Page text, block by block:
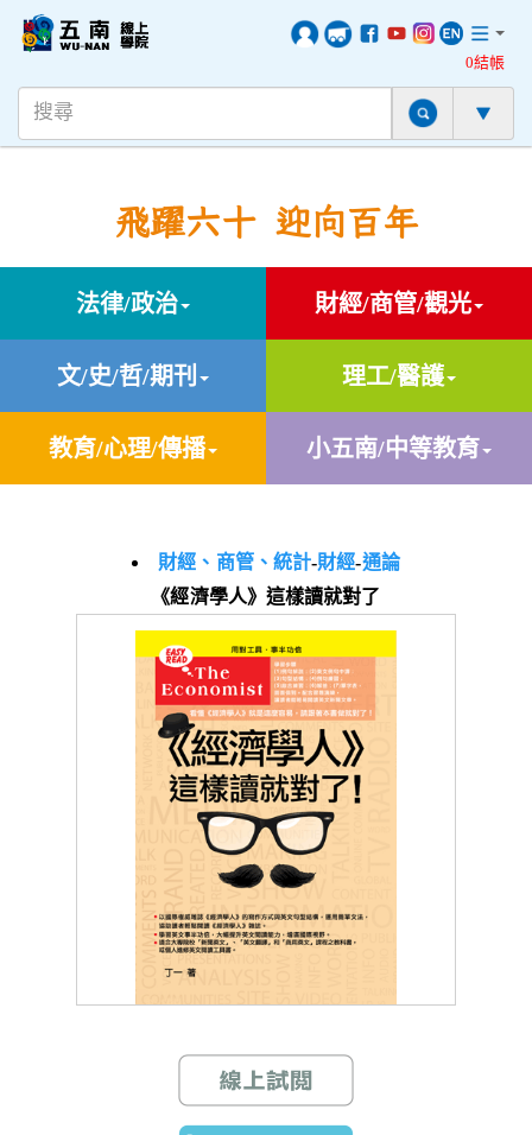
0結帳
飛躍六十 迎向百年
法律/政治 財經/商管/觀光
文/史/哲/期刊 理工/醫護
教育/心理/傳播 小五南/中等教育
財經、商管、統計-財經-通論
《經濟學人》這樣讀就對了